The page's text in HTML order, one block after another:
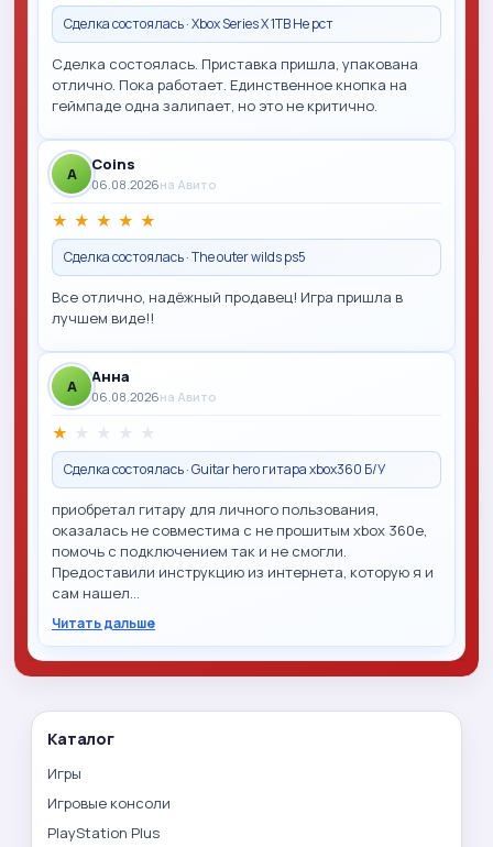
Сделка состоялась · Xbox Series X 1TB Не рст
Сделка состоялась. Приставка пришла, упакована
отлично. Пока работает. Единственное кнопка на
геймпаде одна залипает, но это не критично.
A Coins
06.08.2026на Авито
★ ★ ★ ★ ★
Сделка состоялась · The outer wilds ps5
Все отлично, надёжный продавец! Игра пришла в
лучшем виде!!
A Анна
06.08.2026на Авито
★ ★ ★ ★ ★
Сделка состоялась · Guitar hero гитара xbox360 Б/У
приобретал гитару для личного пользования,
оказалась не совместима с не прошитым xbox 360e,
помочь с подключением так и не смогли.
Предоставили инструкцию из интернета, которую я и
сам нашел…
Читать дальше
Каталог
Игры
Игровые консоли
PlayStation Plus